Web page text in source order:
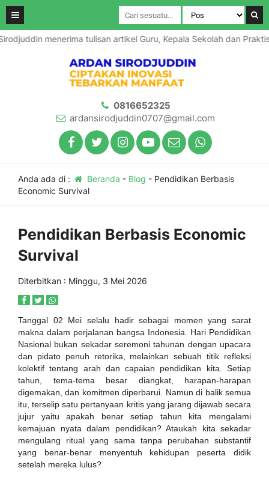
menerima tulisan artikel Guru, Kepala Sekolah dan Praktisi
0816652325
ardansirodjuddin0707@gmail.com
Anda ada di : Beranda - Blog - Pendidikan Berbasis
Economic Survival
Pendidikan Berbasis Economic
Survival
Diterbitkan : Minggu, 3 Mei 2026
Tanggal 02 Mei selalu hadir sebagai momen yang sarat
makna dalam perjalanan bangsa Indonesia. Hari Pendidikan
Nasional bukan sekadar seremoni tahunan dengan upacara
dan pidato penuh retorika, melainkan sebuah titik refleksi
kolektif tentang arah dan capaian pendidikan kita. Setiap
tahun, tema-tema besar diangkat, harapan-harapan
digemakan, dan komitmen diperbarui. Namun di balik semua
itu, terselip satu pertanyaan kritis yang jarang dijawab secara
jujur yaitu apakah benar setiap tahun kita mengalami
kemajuan nyata dalam pendidikan? Ataukah kita sekadar
mengulang ritual yang sama tanpa perubahan substantif
yang benar-benar menyentuh kehidupan peserta didik
setelah mereka lulus?